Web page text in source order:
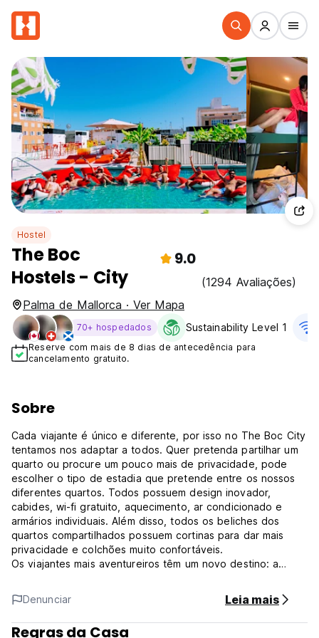
Hostel
The Boc
Hostels - City
9.0
(1294 Avaliações)
Palma de Mallorca · Ver Mapa
70+ hospedados Sustainability Level 1
Reserve com mais de 8 dias de antecedência para
cancelamento gratuito.
Sobre
Cada viajante é único e diferente, por isso no The Boc City
tentamos nos adaptar a todos. Quer pretenda partilhar um
quarto ou procure um pouco mais de privacidade, pode
escolher o tipo de estadia que pretende entre os nossos
diferentes quartos. Todos possuem design inovador,
cabides, wi-fi gratuito, aquecimento, ar condicionado e
armários individuais. Além disso, todos os beliches dos
quartos compartilhados possuem cortinas para dar mais
privacidade e colchões muito confortáveis.
Os viajantes mais aventureiros têm um novo destino: a
internacional da capital maiorquina está localizado num
antigo edifício industrial renovado para criar um oásis
ecológico no centro da cidade. Um projecto que dá
destaque a materiais locais de origem 100% natural e que
Denunciar Leia mais
Regras da Casa